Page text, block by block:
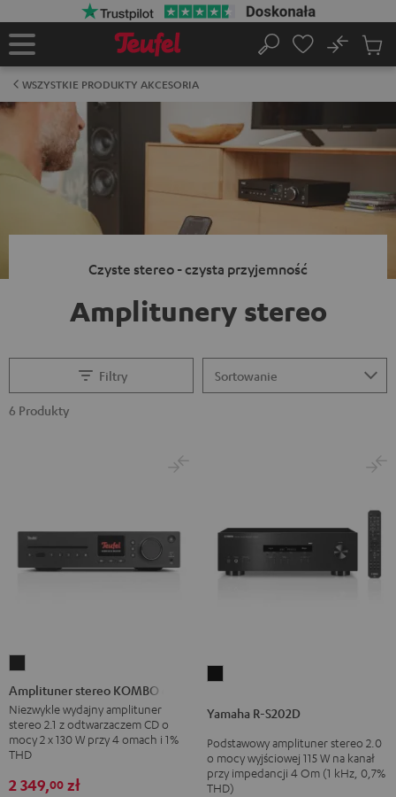
Strona
Szukaj
No
WSZYSTKIE PRODUKTY AKCESORIA
Czyste stereo - czysta przyjemność
Amplitunery stereo
Filtry
6 Produkty
stereo
KOMBO
62
Night
Amplituner stereo KOMBO 62
Niezwykle wydajny amplituner
stereo 2.1 z odtwarzaczem CD o
mocy 2 x 130 W przy 4 omach i 1%
THD
2 349,00 zł
S202D
Black
Yamaha R-S202D
Podstawowy amplituner stereo 2.0
o mocy wyjściowej 115 W na kanał
przy impedancji 4 Om (1 kHz, 0,7%
THD)